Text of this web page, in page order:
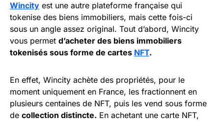
Wincity est une autre plateforme française qui
tokenise des biens immobiliers, mais cette fois-ci
sous un angle assez original. Tout d’abord, Wincity
vous permet d’acheter des biens immobiliers
tokenisés sous forme de cartes NFT.
En effet, Wincity achète des propriétés, pour le
moment uniquement en France, les fractionnent en
plusieurs centaines de NFT, puis les vend sous forme
de collection distincte. En achetant une carte NFT,